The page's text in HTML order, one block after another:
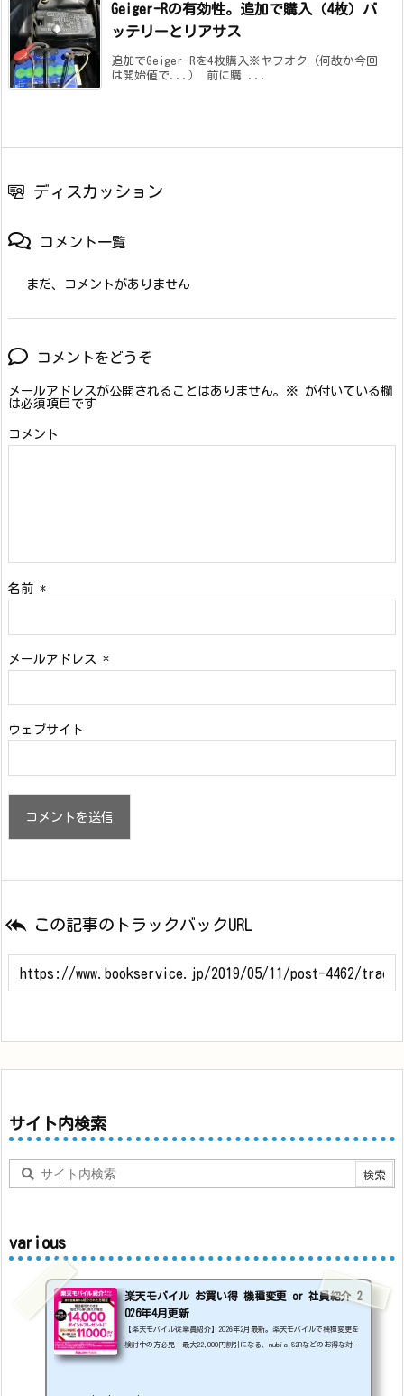
Geiger-Rの有効性。追加で購入（4枚）バ
ッテリーとリアサス
追加でGeiger-Rを4枚購入※ヤフオク（何故か今回
は開始値で...） 前に購 ...
ディスカッション
コメント一覧
まだ、コメントがありません
コメントをどうぞ
メールアドレスが公開されることはありません。 ※ が付いている欄
は必須項目です
コメント
名前 *
メールアドレス *
ウェブサイト
 この記事のトラックバックURL
サイト内検索
various
楽天モバイル お買い得 機種変更 or 社員紹介 2
026年4月更新
【楽天モバイル従業員紹介】2026年2月最新。楽天モバイルで機種変更を
検討中の方必見！最大22,000円割引になる、nubia S2Rなどのお得な対象